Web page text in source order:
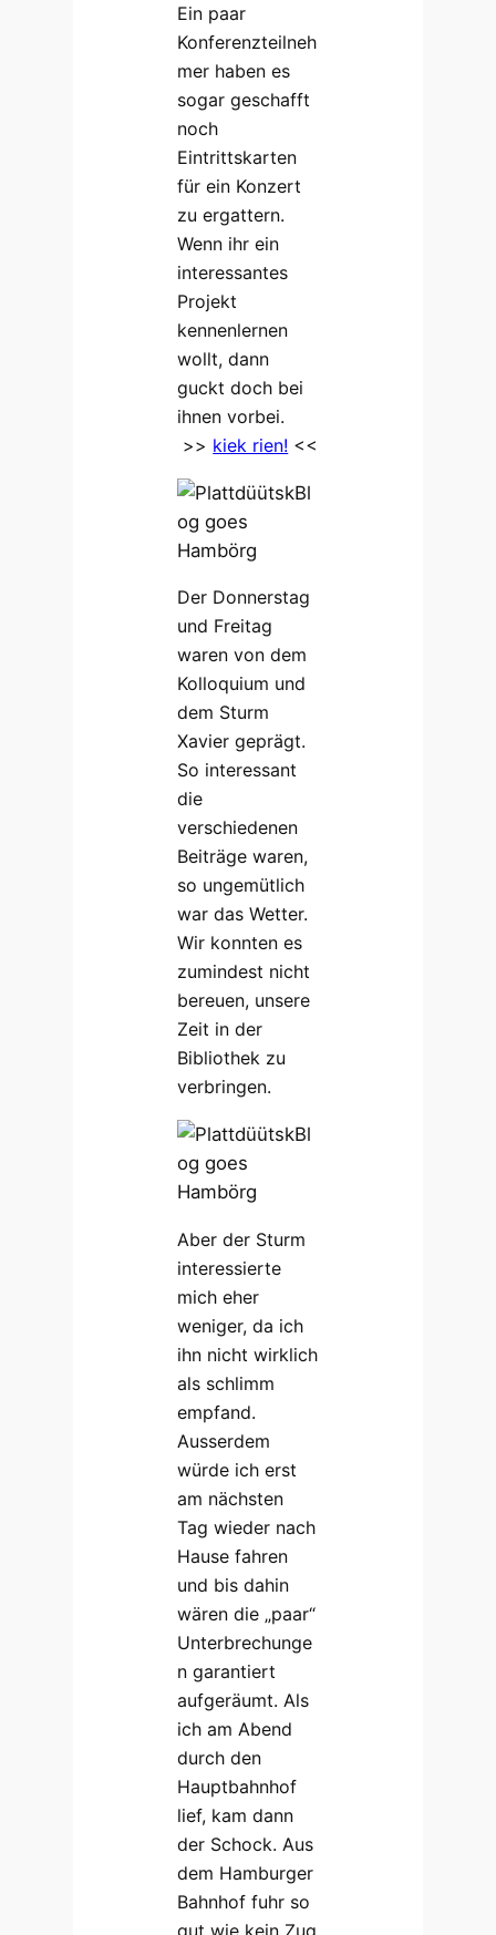
Ein paar
Konferenzteilneh
mer haben es
sogar geschafft
noch
Eintrittskarten
für ein Konzert
zu ergattern.
Wenn ihr ein
interessantes
Projekt
kennenlernen
wollt, dann
guckt doch bei
ihnen vorbei.
>> kiek rien! <<
Der Donnerstag
und Freitag
waren von dem
Kolloquium und
dem Sturm
Xavier geprägt.
So interessant
die
verschiedenen
Beiträge waren,
so ungemütlich
war das Wetter.
Wir konnten es
zumindest nicht
bereuen, unsere
Zeit in der
Bibliothek zu
verbringen.
Aber der Sturm
interessierte
mich eher
weniger, da ich
ihn nicht wirklich
als schlimm
empfand.
Ausserdem
würde ich erst
am nächsten
Tag wieder nach
Hause fahren
und bis dahin
wären die „paar“
Unterbrechunge
n garantiert
aufgeräumt. Als
ich am Abend
durch den
Hauptbahnhof
lief, kam dann
der Schock. Aus
dem Hamburger
Bahnhof fuhr so